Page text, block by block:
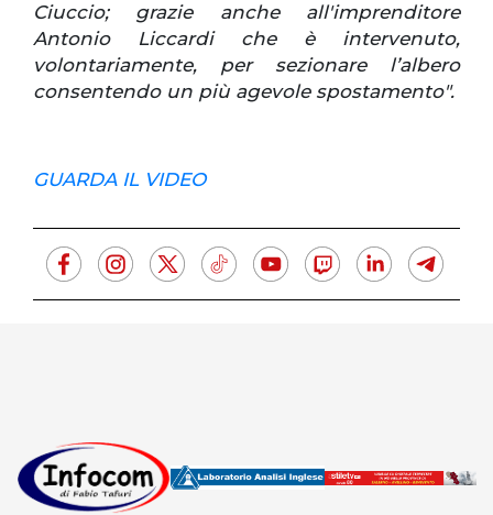
Ciuccio; grazie anche all'imprenditore
Antonio Liccardi che è intervenuto,
volontariamente, per sezionare l’albero
consentendo un più agevole spostamento".
GUARDA IL VIDEO